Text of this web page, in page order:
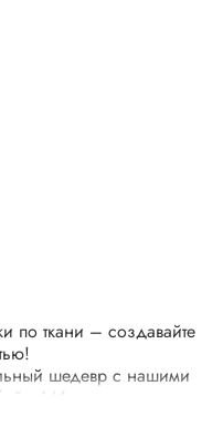
по ткани – создавайте
шедевр с нашими
Идеально
сумок, скатертей